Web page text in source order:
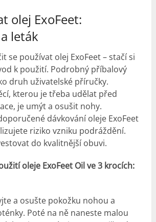
olej ExoFeet:
leták
se používat olej ExoFeet – stačí si
k použití. Podrobný příbalový
druh uživatelské příručky.
kterou je třeba udělat před
je umýt a osušit nohy.
dávkování oleje ExoFeet
riziko vzniku podráždění.
do kvalitnější obuvi.
oleje ExoFeet Oil ve 3 krocích:
a osušte pokožku nohou a
Poté na ně naneste malou